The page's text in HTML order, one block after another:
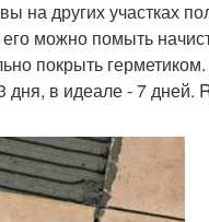
на других участках
его можно помыть
покрыть
в идеале - 7 дней.